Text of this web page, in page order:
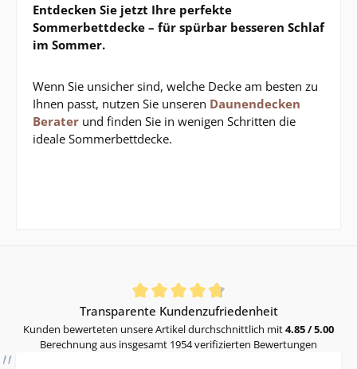
Entdecken Sie jetzt Ihre perfekte
Sommerbettdecke – für spürbar besseren Schlaf
im Sommer.
Wenn Sie unsicher sind, welche Decke am besten zu
Ihnen passt, nutzen Sie unseren Daunendecken
Berater und finden Sie in wenigen Schritten die
ideale Sommerbettdecke.
Durchschnittliche Bewertung von 4.85 von 5 Sternen
Transparente Kundenzufriedenheit
Kunden bewerteten unsere Artikel durchschnittlich mit4.85 / 5.00
Berechnung aus insgesamt 1954 verifizierten Bewertungen